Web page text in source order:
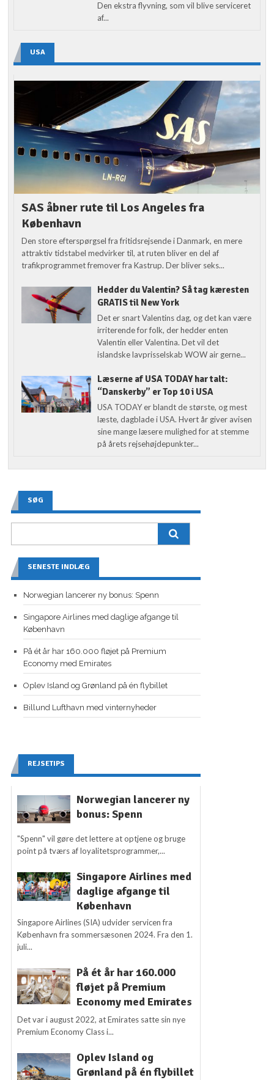
Den ekstra flyvning, som vil blive serviceret
af...
USA
SAS åbner rute til Los Angeles fra
København
Den store efterspørgsel fra fritidsrejsende i Danmark, en mere
attraktiv tidstabel medvirker til, at ruten bliver en del af
trafikprogrammet fremover fra Kastrup. Der bliver seks...
Hedder du Valentin? Så tag kæresten
GRATIS til New York
Det er snart Valentins dag, og det kan være
irriterende for folk, der hedder enten
Valentin eller Valentina. Det vil det
islandske lavprisselskab WOW air gerne...
Læserne af USA TODAY har talt:
“Danskerby” er Top 10 i USA
USA TODAY er blandt de største, og mest
læste, dagblade i USA. Hvert år giver avisen
sine mange læsere mulighed for at stemme
på årets rejsehøjdepunkter...
SØG
SENESTE INDLÆG
Norwegian lancerer ny bonus: Spenn
Singapore Airlines med daglige afgange til
København
På ét år har 160.000 fløjet på Premium
Economy med Emirates
Oplev Island og Grønland på én flybillet
Billund Lufthavn med vinternyheder
REJSETIPS
Norwegian lancerer ny
bonus: Spenn
"Spenn" vil gøre det lettere at optjene og bruge
point på tværs af loyalitetsprogrammer,...
Singapore Airlines med
daglige afgange til
København
Singapore Airlines (SIA) udvider servicen fra
København fra sommersæsonen 2024. Fra den 1.
juli...
På ét år har 160.000
fløjet på Premium
Economy med Emirates
Det var i august 2022, at Emirates satte sin nye
Premium Economy Class i...
Oplev Island og
Grønland på én flybillet